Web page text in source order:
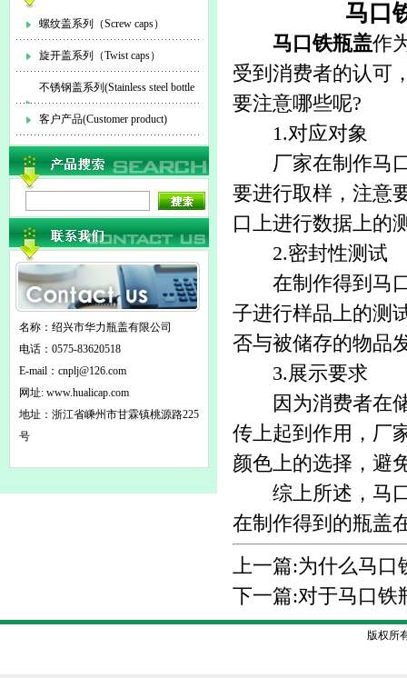
螺纹盖系列（Screw caps）
旋开盖系列（Twist caps）
不锈钢盖系列(Stainless steel bottle
cap)
客户产品(Customer product)
名称：绍兴市华力瓶盖有限公司
电话：0575-83620518
E-mail： cnplj@126.com
网址: www.hualicap.com
地址：浙江省嵊州市甘霖镇桃源路225
号
马口
马口铁瓶盖作
受到消费者的认可
要注意哪些呢?
1.对应对象
厂家在制作马口
要进行取样，注意
口上进行数据上的
2.密封性测试
在制作得到马口
子进行样品上的测
否与被储存的物品
3.展示要求
因为消费者在储
传上起到作用，厂
颜色上的选择，避
综上所述，马口
在制作得到的瓶盖
上一篇:为什么马口
下一篇:对于马口铁
版权所